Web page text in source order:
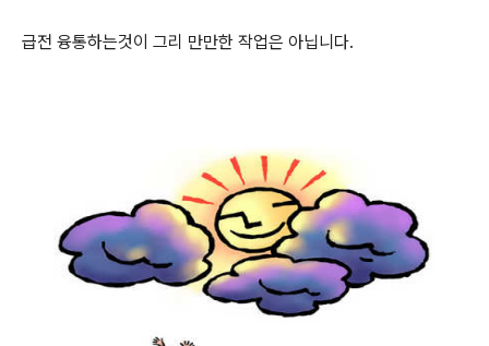
급전 융통하는것이 그리 만만한 작업은 아닙니다.